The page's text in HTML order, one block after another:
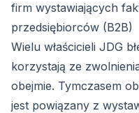
firm wystawiających
przedsiębiorców (B2B)
Wielu właścicieli JDG
korzystają ze
obejmie. Tymczasem
jest powiązany z